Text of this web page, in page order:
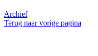
Archief
Terug naar vorige pagina